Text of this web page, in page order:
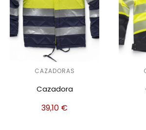
CAZADORAS
Cazadora
39,10 €